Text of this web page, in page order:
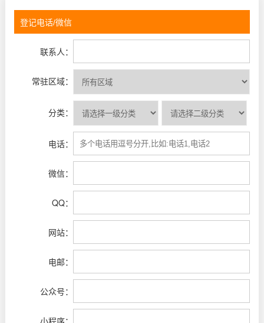
联系人：
常驻区域：
分类：
电话：
微信：
QQ：
网站：
电邮：
公众号：
小程序：